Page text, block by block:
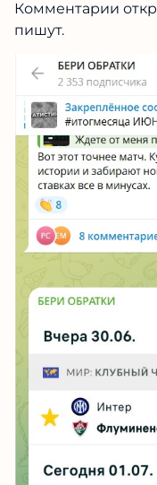
Комментарии
пишут.